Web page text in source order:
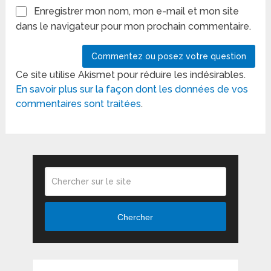
Enregistrer mon nom, mon e-mail et mon site
dans le navigateur pour mon prochain commentaire.
Ce site utilise Akismet pour réduire les indésirables.
En savoir plus sur la façon dont les données de vos
commentaires sont traitées.
Chercher